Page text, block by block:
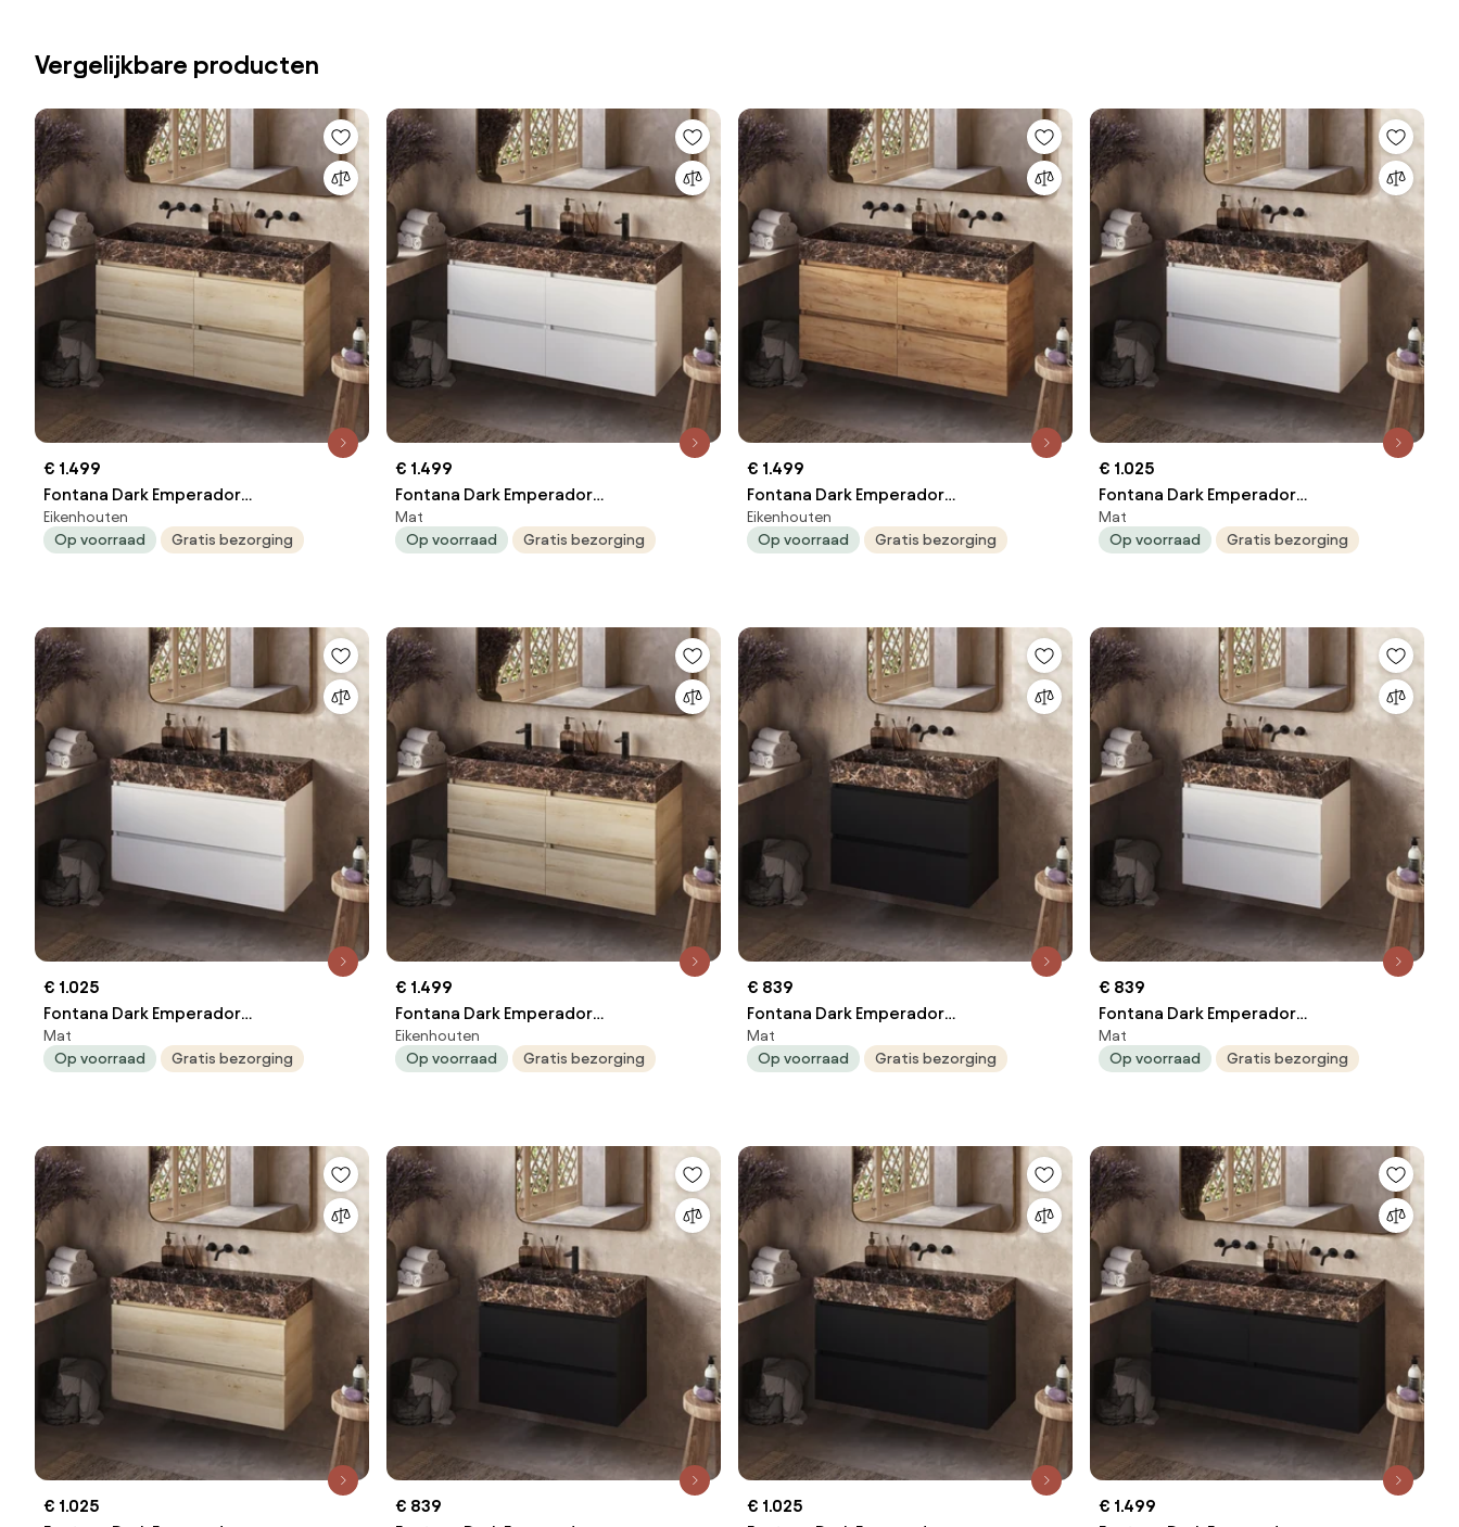
Vergelijkbare producten
€ 1.499
Fontana Dark Emperador
badkamermeubel beach eiken 120cm
zonder kraangat
Eikenhouten
Op voorraad
Gratis bezorging
€ 1.499
Fontana Dark Emperador
badkamermeubel mat wit 120cm met 2
kraangaten
Mat
Op voorraad
Gratis bezorging
€ 1.499
Fontana Dark Emperador
badkamermeubel warm eiken 120cm
zonder kraangat
Eikenhouten
Op voorraad
Gratis bezorging
€ 1.025
Fontana Dark Emperador
badkamermeubel mat wit 100cm
zonder kraangat
Mat
Op voorraad
Gratis bezorging
€ 1.025
Fontana Dark Emperador
badkamermeubel mat wit 100cm met
kraangat
Mat
Op voorraad
Gratis bezorging
€ 1.499
Fontana Dark Emperador
badkamermeubel beach eiken 120cm
met 2 kraangaten
Eikenhouten
Op voorraad
Gratis bezorging
€ 839
Fontana Dark Emperador
badkamermeubel zwart mat 80cm
zonder kraangat
Mat
Op voorraad
Gratis bezorging
€ 839
Fontana Dark Emperador
badkamermeubel mat wit 80cm
zonder kraangat
Mat
Op voorraad
Gratis bezorging
€ 1.025
€ 839
€ 1.025
€ 1.499